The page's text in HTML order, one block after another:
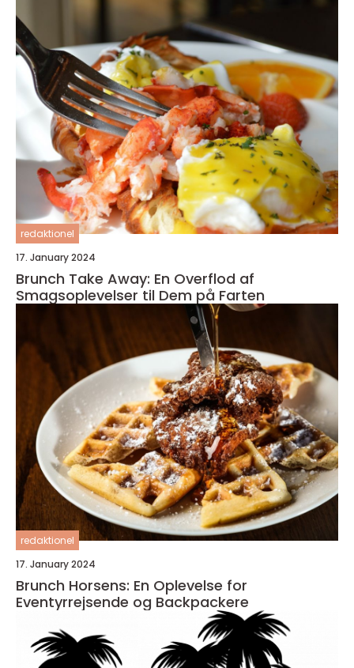
redaktionel
17. January 2024
Brunch Take Away: En Overflod af
Smagsoplevelser til Dem på Farten
redaktionel
17. January 2024
Brunch Horsens: En Oplevelse for
Eventyrrejsende og Backpackere